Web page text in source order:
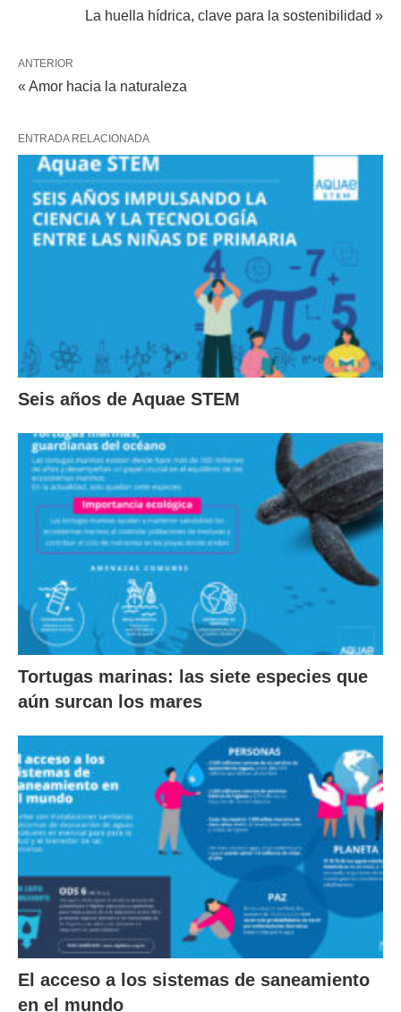
La huella hídrica, clave para la sostenibilidad »
ANTERIOR
« Amor hacia la naturaleza
ENTRADA RELACIONADA
Seis años de Aquae STEM
Tortugas marinas: las siete especies que
aún surcan los mares
El acceso a los sistemas de saneamiento
en el mundo